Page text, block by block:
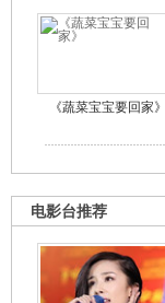
《蔬菜宝宝要回家》
电影台推荐